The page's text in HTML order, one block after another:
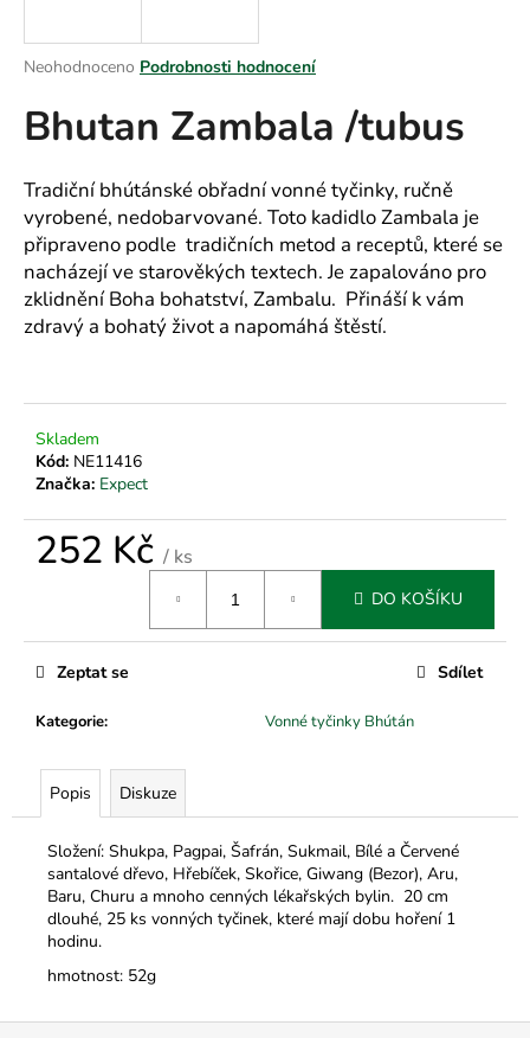
Průměrné
produktu
je
z
5
hvězdiček.
Neohodnoceno Podrobnosti hodnocení
Bhutan Zambala /tubus
Tradiční bhútánské obřadní vonné tyčinky, ručně
vyrobené, nedobarvované. Toto kadidlo Zambala je
připraveno podle tradičních metod a receptů, které se
nacházejí ve starověkých textech. Je zapalováno pro
zklidnění Boha bohatství, Zambalu. Přináší kvám
zdravý a bohatý život a napomáhá štěstí.
Skladem
Kód: NE11416
Značka: Expect
252 Kč / ks
DO KOŠÍKU
Kategorie: Vonné tyčinky Bhútán
Zeptat se Sdílet
Popis Diskuze
Složení: Shukpa, Pagpai, Šafrán, Sukmail, Bílé a Červené
santalové dřevo, Hřebíček, Skořice, Giwang (Bezor), Aru,
Baru, Churu a mnoho cenných lékařských bylin. 20 cm
dlouhé, 25 ks vonných tyčinek, které mají dobu hoření 1
hodinu.
hmotnost: 52g
j
t
HLEDAT
o
p
o
m